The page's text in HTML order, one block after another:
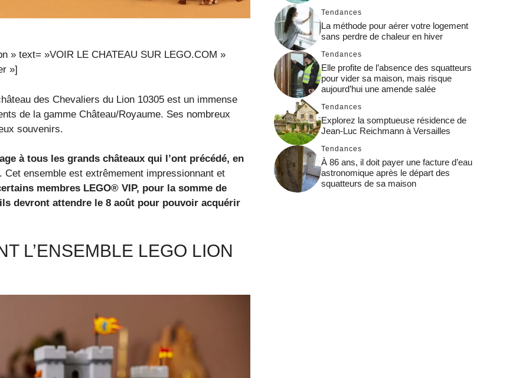
» text= »VOIR LE CHATEAU SUR LEGO.COM »
»]
des Chevaliers du Lion 10305 est un immense
de la gamme Château/Royaume. Ses nombreux
souvenirs.
à tous les grands châteaux qui l’ont précédé, en
. Cet ensemble est extrêmement impressionnant et
membres LEGO® VIP, pour la somme de
devront attendre le 8 août pour pouvoir acquérir
L’ENSEMBLE LEGO LION
Tendances
La méthode pour aérer votre logement
sans perdre de chaleur en hiver
Tendances
Elle profite de l’absence des squatteurs
pour vider sa maison, mais risque
aujourd’hui une amende salée
Tendances
Explorez la somptueuse résidence de
Jean-Luc Reichmann à Versailles
Tendances
À 86 ans, il doit payer une facture d’eau
astronomique après le départ des
squatteurs de sa maison